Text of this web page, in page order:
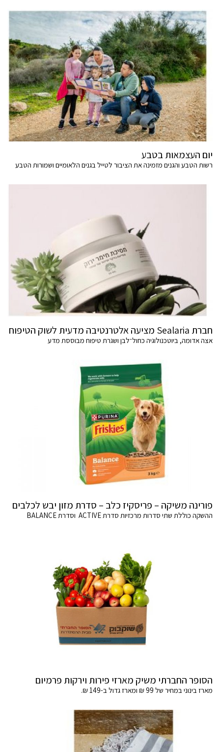
יום העצמאות בטבע
רשות הטבע והגנים מזמינה את הציבור לטייל בגנים הלאומיים ושמורות הטבע
חברת Sealaria מציעה אלטרנטיבה מדעית לשוק הטיפוח
אצה אדומה, ביוטכנולוגיה כחול־לבן ושגרת טיפוח מבוססת מדע
פורינה משיקה – פריסקיז כלב – סדרת מזון יבש לכלבים
ההשקה כוללת שתי סדרות מרכזיות סדרת ACTIVE וסדרת BALANCE
הסופר החברתי משיק מארזי פירות וירקות פרמיום
מארז בינוני במחיר של 99 ₪ ומארז גדול ב-149 ₪.